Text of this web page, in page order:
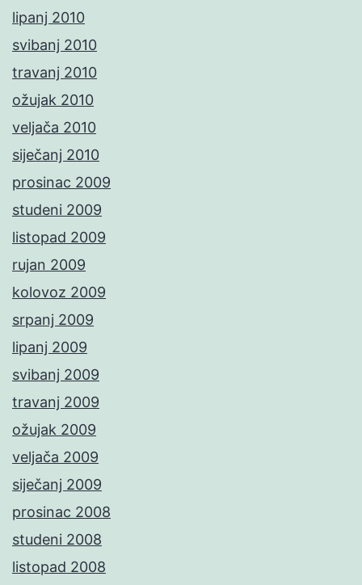
lipanj 2010
svibanj 2010
travanj 2010
ožujak 2010
veljača 2010
siječanj 2010
prosinac 2009
studeni 2009
listopad 2009
rujan 2009
kolovoz 2009
srpanj 2009
lipanj 2009
svibanj 2009
travanj 2009
ožujak 2009
veljača 2009
siječanj 2009
prosinac 2008
studeni 2008
listopad 2008